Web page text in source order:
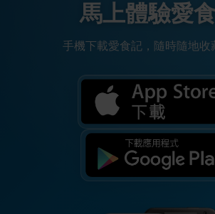
馬上體驗愛
手機下載愛食記，隨時隨地收